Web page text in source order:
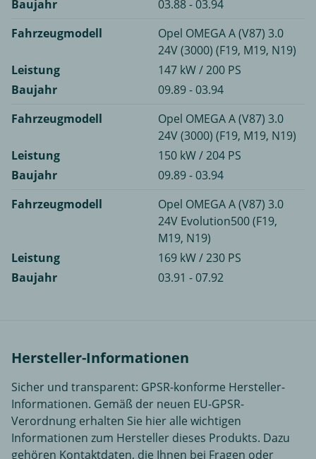
Baujahr
03.88 - 03.94
Fahrzeugmodell
Opel OMEGA A (V87) 3.0
24V (3000) (F19, M19, N19)
Leistung
147 kW / 200 PS
Baujahr
09.89 - 03.94
Fahrzeugmodell
Opel OMEGA A (V87) 3.0
24V (3000) (F19, M19, N19)
Leistung
150 kW / 204 PS
Baujahr
09.89 - 03.94
Fahrzeugmodell
Opel OMEGA A (V87) 3.0
24V Evolution500 (F19,
M19, N19)
Leistung
169 kW / 230 PS
Baujahr
03.91 - 07.92
Hersteller-Informationen
Sicher und transparent: GPSR-konforme Hersteller-
Informationen. Gemäß der neuen EU-GPSR-
Verordnung erhalten Sie hier alle wichtigen
Informationen zum Hersteller dieses Produkts. Dazu
gehören Kontaktdaten, die Ihnen bei Fragen oder